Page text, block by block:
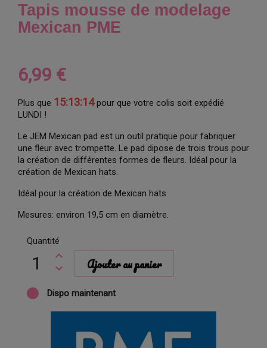
Tapis mousse de modelage
Mexican PME
6,99 €
Plus que 15:13:13pour que votre colis soit expédié
LUNDI !
Le JEM Mexican pad est un outil pratique pour fabriquer
une fleur avec trompette. Le pad dipose de trois trous pour
la création de différentes formes de fleurs. Idéal pour la
création de Mexican hats.
Idéal pour la création de Mexican hats.
Mesures: environ 19,5 cm en diamètre.
Quantité
Ajouter au panier
Dispo maintenant